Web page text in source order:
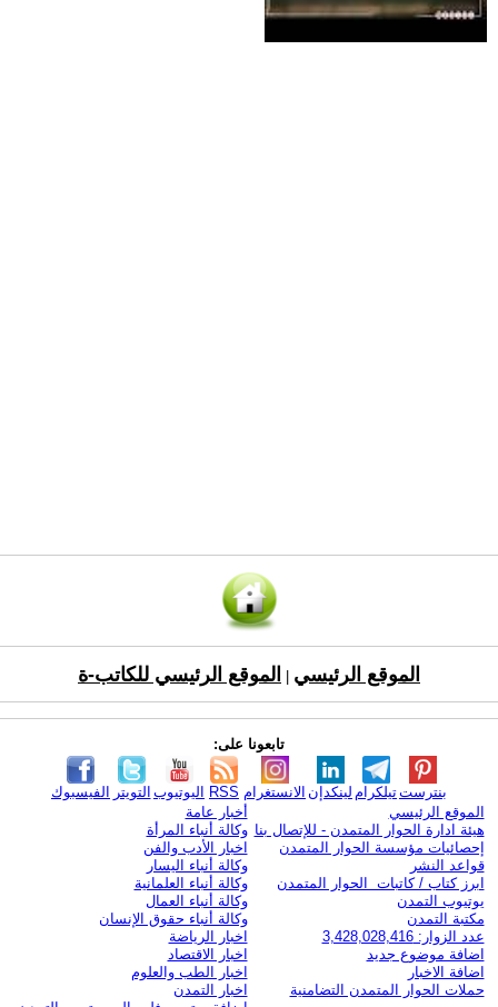
الموقع الرئيسي الموقع الرئيسي للكاتب-ة
تابعونا على:
الفيسبوك التويتر اليوتيوب RSS الانستغرام لينكدإن تيلكرامبنترست
الموقع الرئيسي
هيئة ادارة الحوار المتمدن - للإتصال بنا
إحصائيات مؤسسة الحوار المتمدن
قواعد النشر
ابرز كتاب / كاتبات الحوار المتمدن
يوتيوب التمدن
مكتبة التمدن
عدد الزوار: 3,428,028,416
اضافة موضوع جديد
اضافة الاخبار
حملات الحوار المتمدن التضامنية
أخبار عامة
وكالة أنباء المرأة
اخبار الأدب والفن
وكالة أنباء اليسار
وكالة أنباء العلمانية
وكالة أنباء العمال
وكالة أنباء حقوق الإنسان
اخبار الرياضة
اخبار الاقتصاد
اخبار الطب والعلوم
اخبار التمدن